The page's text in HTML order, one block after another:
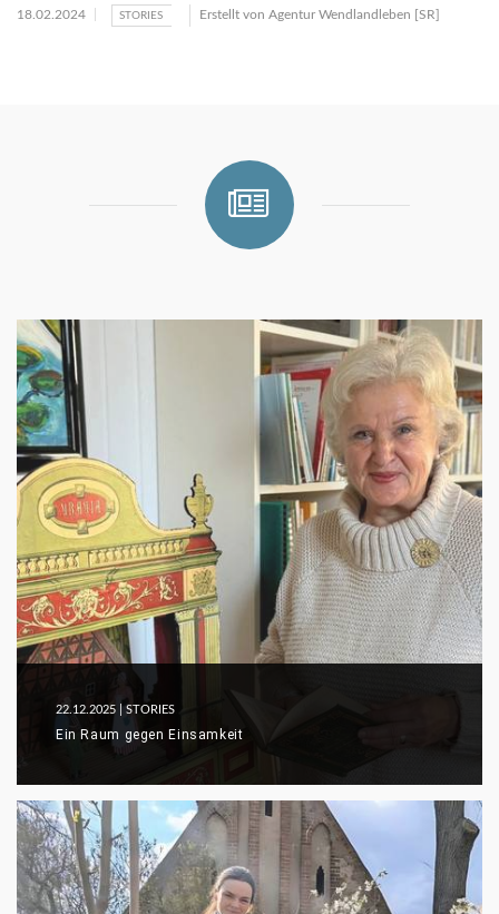
18.02.2024 STORIES Erstellt von Agentur Wendlandleben [SR]
22.12.2025 | STORIES
Ein Raum gegen Einsamkeit